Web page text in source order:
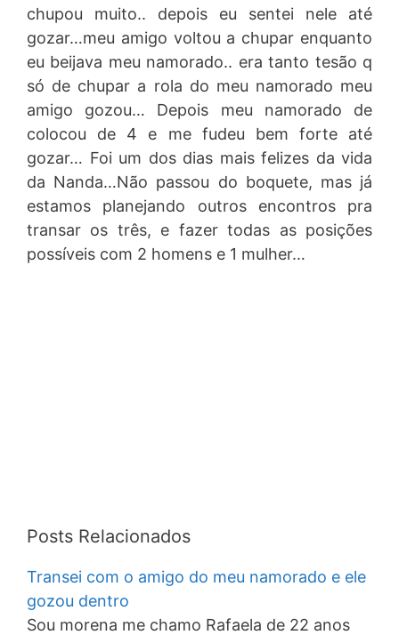
chupou muito.. depois eu sentei nele até
gozar…meu amigo voltou a chupar enquanto
eu beijava meu namorado.. era tanto tesão q
só de chupar a rola do meu namorado meu
amigo gozou… Depois meu namorado de
colocou de 4 e me fudeu bem forte até
gozar… Foi um dos dias mais felizes da vida
da Nanda…Não passou do boquete, mas já
estamos planejando outros encontros pra
transar os três, e fazer todas as posições
possíveis com 2 homens e 1 mulher…
Posts Relacionados
Transei com o amigo do meu namorado e ele
gozou dentro
Sou morena me chamo Rafaela de 22 anos